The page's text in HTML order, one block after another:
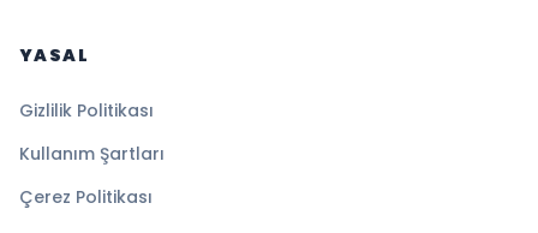
YASAL
Gizlilik Politikası
Kullanım Şartları
Çerez Politikası